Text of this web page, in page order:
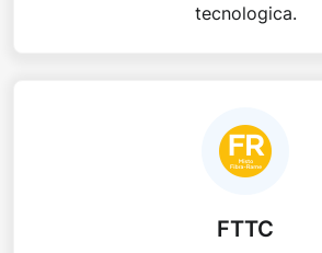
tecnologica.
FTTC